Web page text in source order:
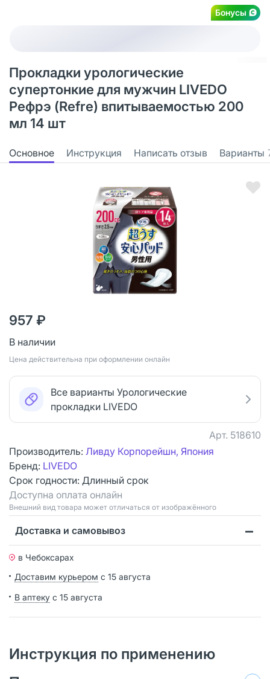
Бонусы
Прокладки урологические
супертонкие для мужчин LIVEDO
Рефрэ (Refre) впитываемостью 200
мл 14 шт
Основное Инструкция Написать отзыв Варианты
957 ₽
В наличии
Цена действительна при оформлении онлайн
Все варианты Урологические
прокладки LIVEDO
Арт. 518610
Производитель: Ливду Корпорейшн, Япония
Бренд: LIVEDO
Срок годности: Длинный срок
Доступна оплата онлайн
Bнешний вид товара может отличаться от изображённого
Доставка и самовывоз
в Чебоксарах
Доставим курьером с 15 августа
В аптеку с 15 августа
Инструкция по применению